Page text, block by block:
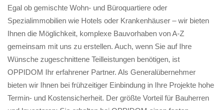
Egal ob gemischte Wohn- und Büroquartiere oder
Spezialimmobilien wie Hotels oder Krankenhäuser – wir bieten
Ihnen die Möglichkeit, komplexe Bauvorhaben von A-Z
gemeinsam mit uns zu erstellen. Auch, wenn Sie auf Ihre
Wünsche zugeschnittene Teilleistungen benötigen, ist
OPPIDOM Ihr erfahrener Partner. Als Generalübernehmer
bieten wir Ihnen bei frühzeitiger Einbindung in Ihre Projekte hohe
Termin- und Kostensicherheit. Der größte Vorteil für Bauherren